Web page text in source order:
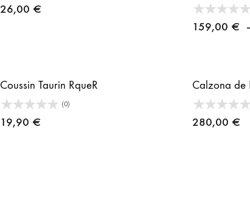
26,00 €
159,00 €
Coussin Taurin RqueR
(0)
19,90 €
Calzona de
280,00 €